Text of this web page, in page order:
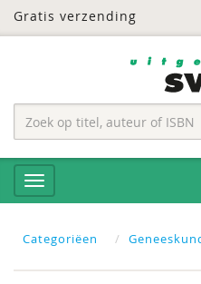
Gratis verzending
Categoriëen